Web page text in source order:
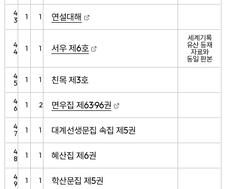
4
3 1 1 연설대해
4
4 1 1 서우 제6호
세계기록
유산 등재
자료와
동일 판본
4
5 1 1 친목 제3호
4
6 1 2 면우집 제63·96권
4
7 1 1 대계선생문집 속집 제5권
4
8 1 1 혜산집 제6권
4
9 1 1 학산문집 제5권